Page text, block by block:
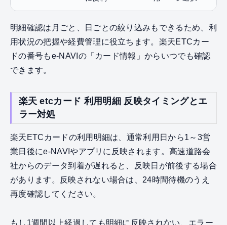
明細確認は月ごと、日ごとの絞り込みもできるため、利
用状況の把握や経費管理に役立ちます。楽天ETCカー
ドの番号もe-NAVIの「カード情報」からいつでも確認
できます。
楽天 etcカード 利用明細 反映タイミングとエ
ラー対処
楽天ETCカードの利用明細は、通常利用日から1～3営
業日後にe-NAVIやアプリに反映されます。高速道路会
社からのデータ到着が遅れると、反映日が前後する場合
があります。反映されない場合は、24時間待機のうえ
再度確認してください。
もし1週間以上経過しても明細に反映されない、エラー